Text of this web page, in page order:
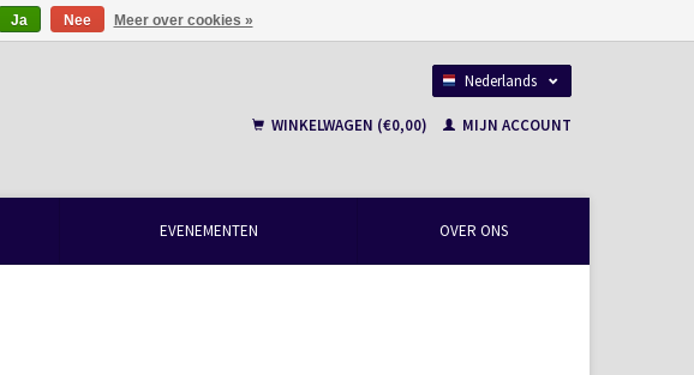
Nederlands
WINKELWAGEN (€0,00)
MIJN ACCOUNT
EVENEMENTEN OVER ONS
Ja Nee Meer over cookies »